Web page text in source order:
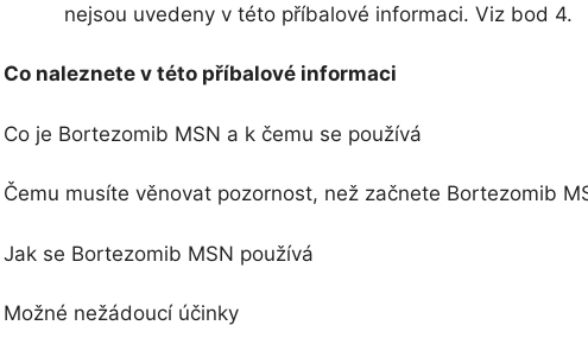
nejsou uvedeny v této příbalové informaci. Viz bod 4.
Co naleznete v této příbalové informaci
Co je Bortezomib MSN a k čemu se používá
Čemu musíte věnovat pozornost, než začnete Bortezomib
Jak se Bortezomib MSN používá
Možné nežádoucí účinky